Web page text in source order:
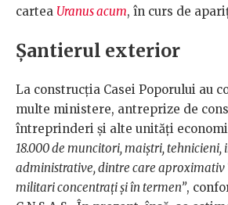
cartea Uranus acum, în curs de
Șantierul exterior
La construcția Casei Poporului au
multe ministere, antreprize de
întreprinderi și alte unități
18.000 de muncitori, maiștri, tehnicieni,
administrative, dintre care aproximativ
militari concentrați și în termen”,